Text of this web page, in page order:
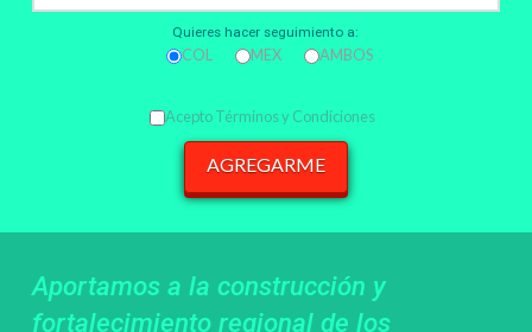
Quieres hacer seguimiento a:
COL MEX AMBOS
Acepto Términos y Condiciones
Aportamos a la construcción y
fortalecimiento regional de los